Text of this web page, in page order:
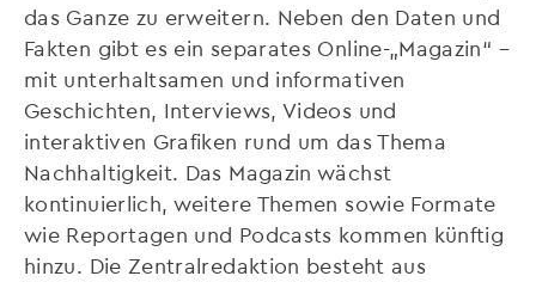
das Ganze zu erweitern. Neben den Daten und
Fakten gibt es ein separates Online-„Magazin“ –
mit unterhaltsamen und informativen
Geschichten, Interviews, Videos und
interaktiven Grafiken rund um das Thema
Nachhaltigkeit. Das Magazin wächst
kontinuierlich, weitere Themen sowie Formate
wie Reportagen und Podcasts kommen künftig
hinzu. Die Zentralredaktion besteht aus